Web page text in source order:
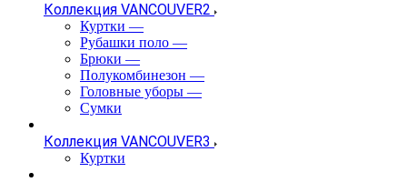
Коллекция VANCOUVER2
Куртки —
Рубашки поло —
Брюки —
Полукомбинезон —
Головные уборы —
Сумки
Коллекция VANCOUVER3
Куртки